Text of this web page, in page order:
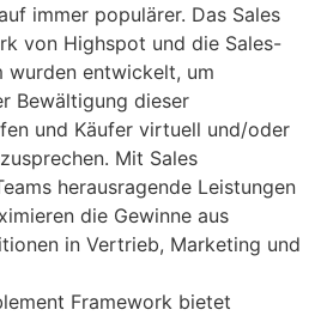
immer populärer. Das Sales
von Highspot und die Sales-
wurden entwickelt, um
Bewältigung dieser
und Käufer virtuell und/oder
Mit Sales
herausragende Leistungen
die Gewinne aus
in Vertrieb, Marketing und
Framework bietet